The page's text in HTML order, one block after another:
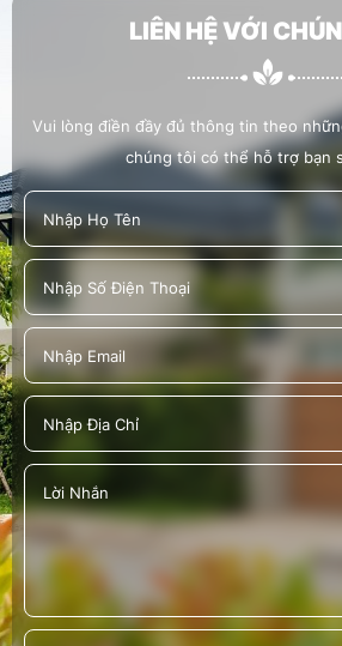
HOÀNG LAM THAM GIA
VẤN, GIỚI THIỆU VIỆC
ĐỘNG TRÊN ĐỊA BÀN
NGÀY HỘI CÔNG NHÂN
ĐỘNG HIẾN MÁU
2022
LIÊN HỆ VỚI
Vui lòng điền đầy đủ thông tin theo
chúng tôi có thể hỗ trợ bạn